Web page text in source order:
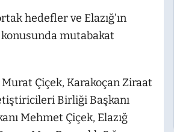
hedefler ve Elazığ’ın
mutabakat
Çiçek, Karakoçan Ziraat
Birliği Başkanı
Mehmet Çiçek, Elazığ